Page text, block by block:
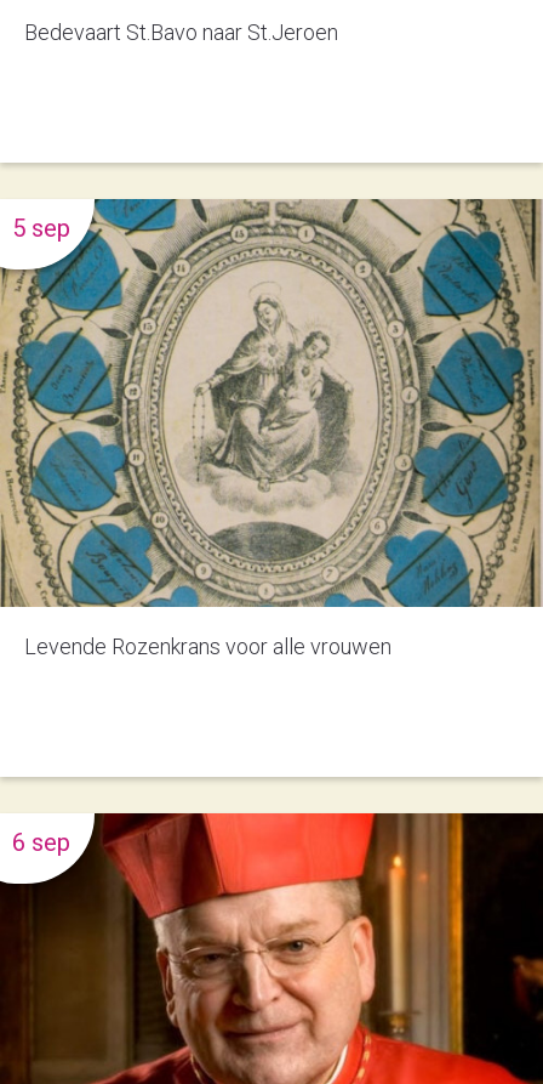
Bedevaart St.Bavo naar St.Jeroen
Levende Rozenkrans voor alle vrouwen
5 sep
6 sep